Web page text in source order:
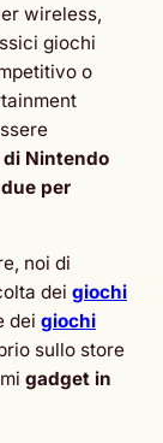
wireless,
giochi
o
Nintendo
due per
noi di
dei giochi
dei giochi
sullo store
gadget in